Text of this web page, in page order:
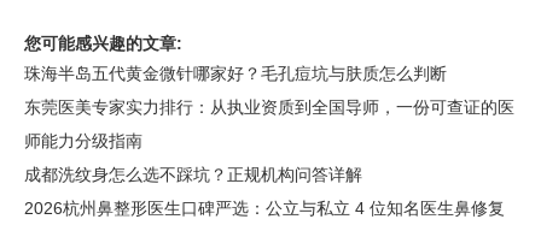
您可能感兴趣的文章:
珠海半岛五代黄金微针哪家好？毛孔痘坑与肤质怎么判断
东莞医美专家实力排行：从执业资质到全国导师，一份可查证的医
师能力分级指南
成都洗纹身怎么选不踩坑？正规机构问答详解
2026杭州鼻整形医生口碑严选：公立与私立 4 位知名医生鼻修复